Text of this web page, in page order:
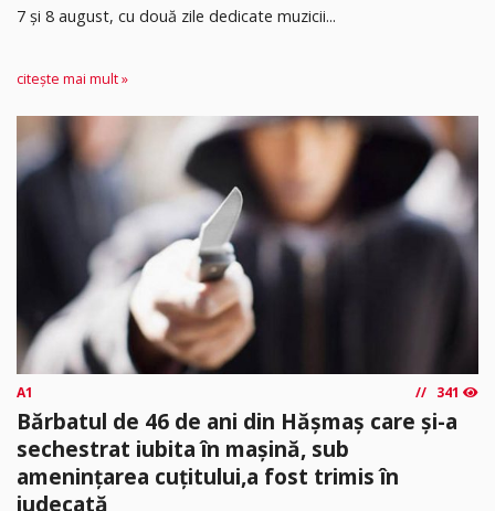
7 și 8 august, cu două zile dedicate muzicii...
citește mai mult »
A1 341
Bărbatul de 46 de ani din Hășmaș care și-a
sechestrat iubita în mașină, sub
amenințarea cuțitului,a fost trimis în
judecată